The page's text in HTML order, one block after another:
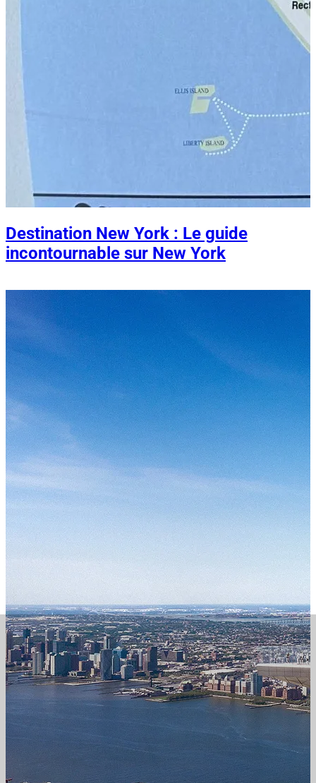
Destination New York : Le guide
incontournable sur New York